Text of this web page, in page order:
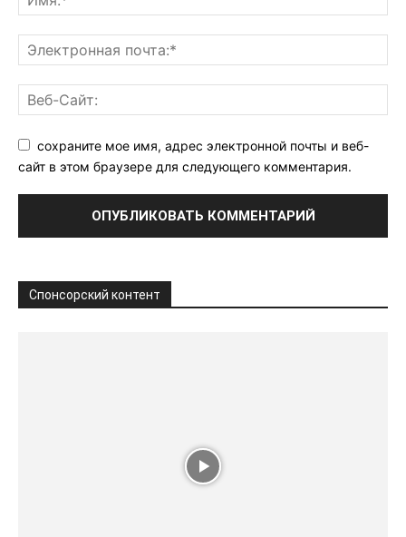
сохраните мое имя, адрес электронной почты и веб-
сайт в этом браузере для следующего комментария.
Спонсорский контент